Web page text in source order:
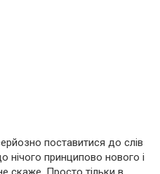
поставитися до слів
нічого принципово нового і